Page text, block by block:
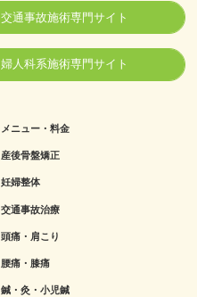
交通事故施術専門サイト
婦人科系施術専門サイト
メニュー・料金
産後骨盤矯正
妊婦整体
交通事故治療
頭痛・肩こり
腰痛・膝痛
鍼・灸・小児鍼